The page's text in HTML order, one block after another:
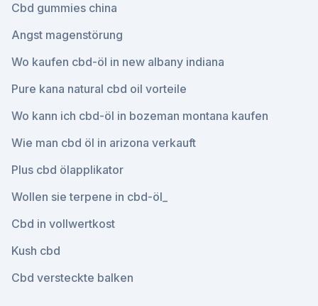
Cbd gummies china
Angst magenstörung
Wo kaufen cbd-öl in new albany indiana
Pure kana natural cbd oil vorteile
Wo kann ich cbd-öl in bozeman montana kaufen
Wie man cbd öl in arizona verkauft
Plus cbd ölapplikator
Wollen sie terpene in cbd-öl_
Cbd in vollwertkost
Kush cbd
Cbd versteckte balken